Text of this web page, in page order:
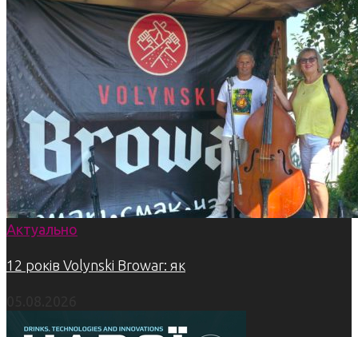
Актуально
12 років Volynski Browar: як